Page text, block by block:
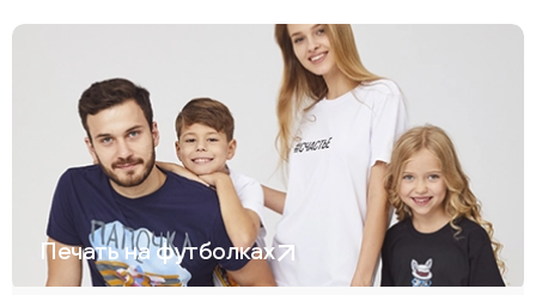
Печать на футболках